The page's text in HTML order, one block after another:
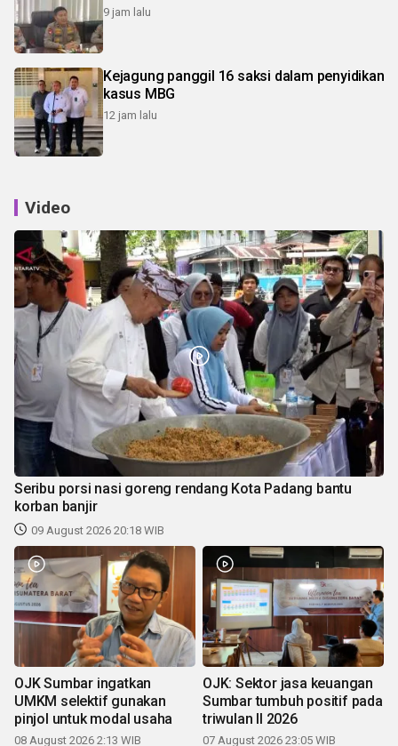
9 jam lalu
Kejagung panggil 16 saksi dalam penyidikan
kasus MBG
12 jam lalu
Video
Seribu porsi nasi goreng rendang Kota Padang bantu
korban banjir
09 August 2026 20:18 WIB
OJK Sumbar ingatkan
UMKM selektif gunakan
pinjol untuk modal usaha
08 August 2026 2:13 WIB
OJK: Sektor jasa keuangan
Sumbar tumbuh positif pada
triwulan II 2026
07 August 2026 23:05 WIB